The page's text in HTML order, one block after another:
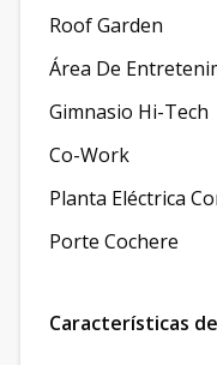
Roof Garden
Área De
Gimnasio Hi-Tech
Co-Work
Planta Eléctrica
Porte Cochere
Características